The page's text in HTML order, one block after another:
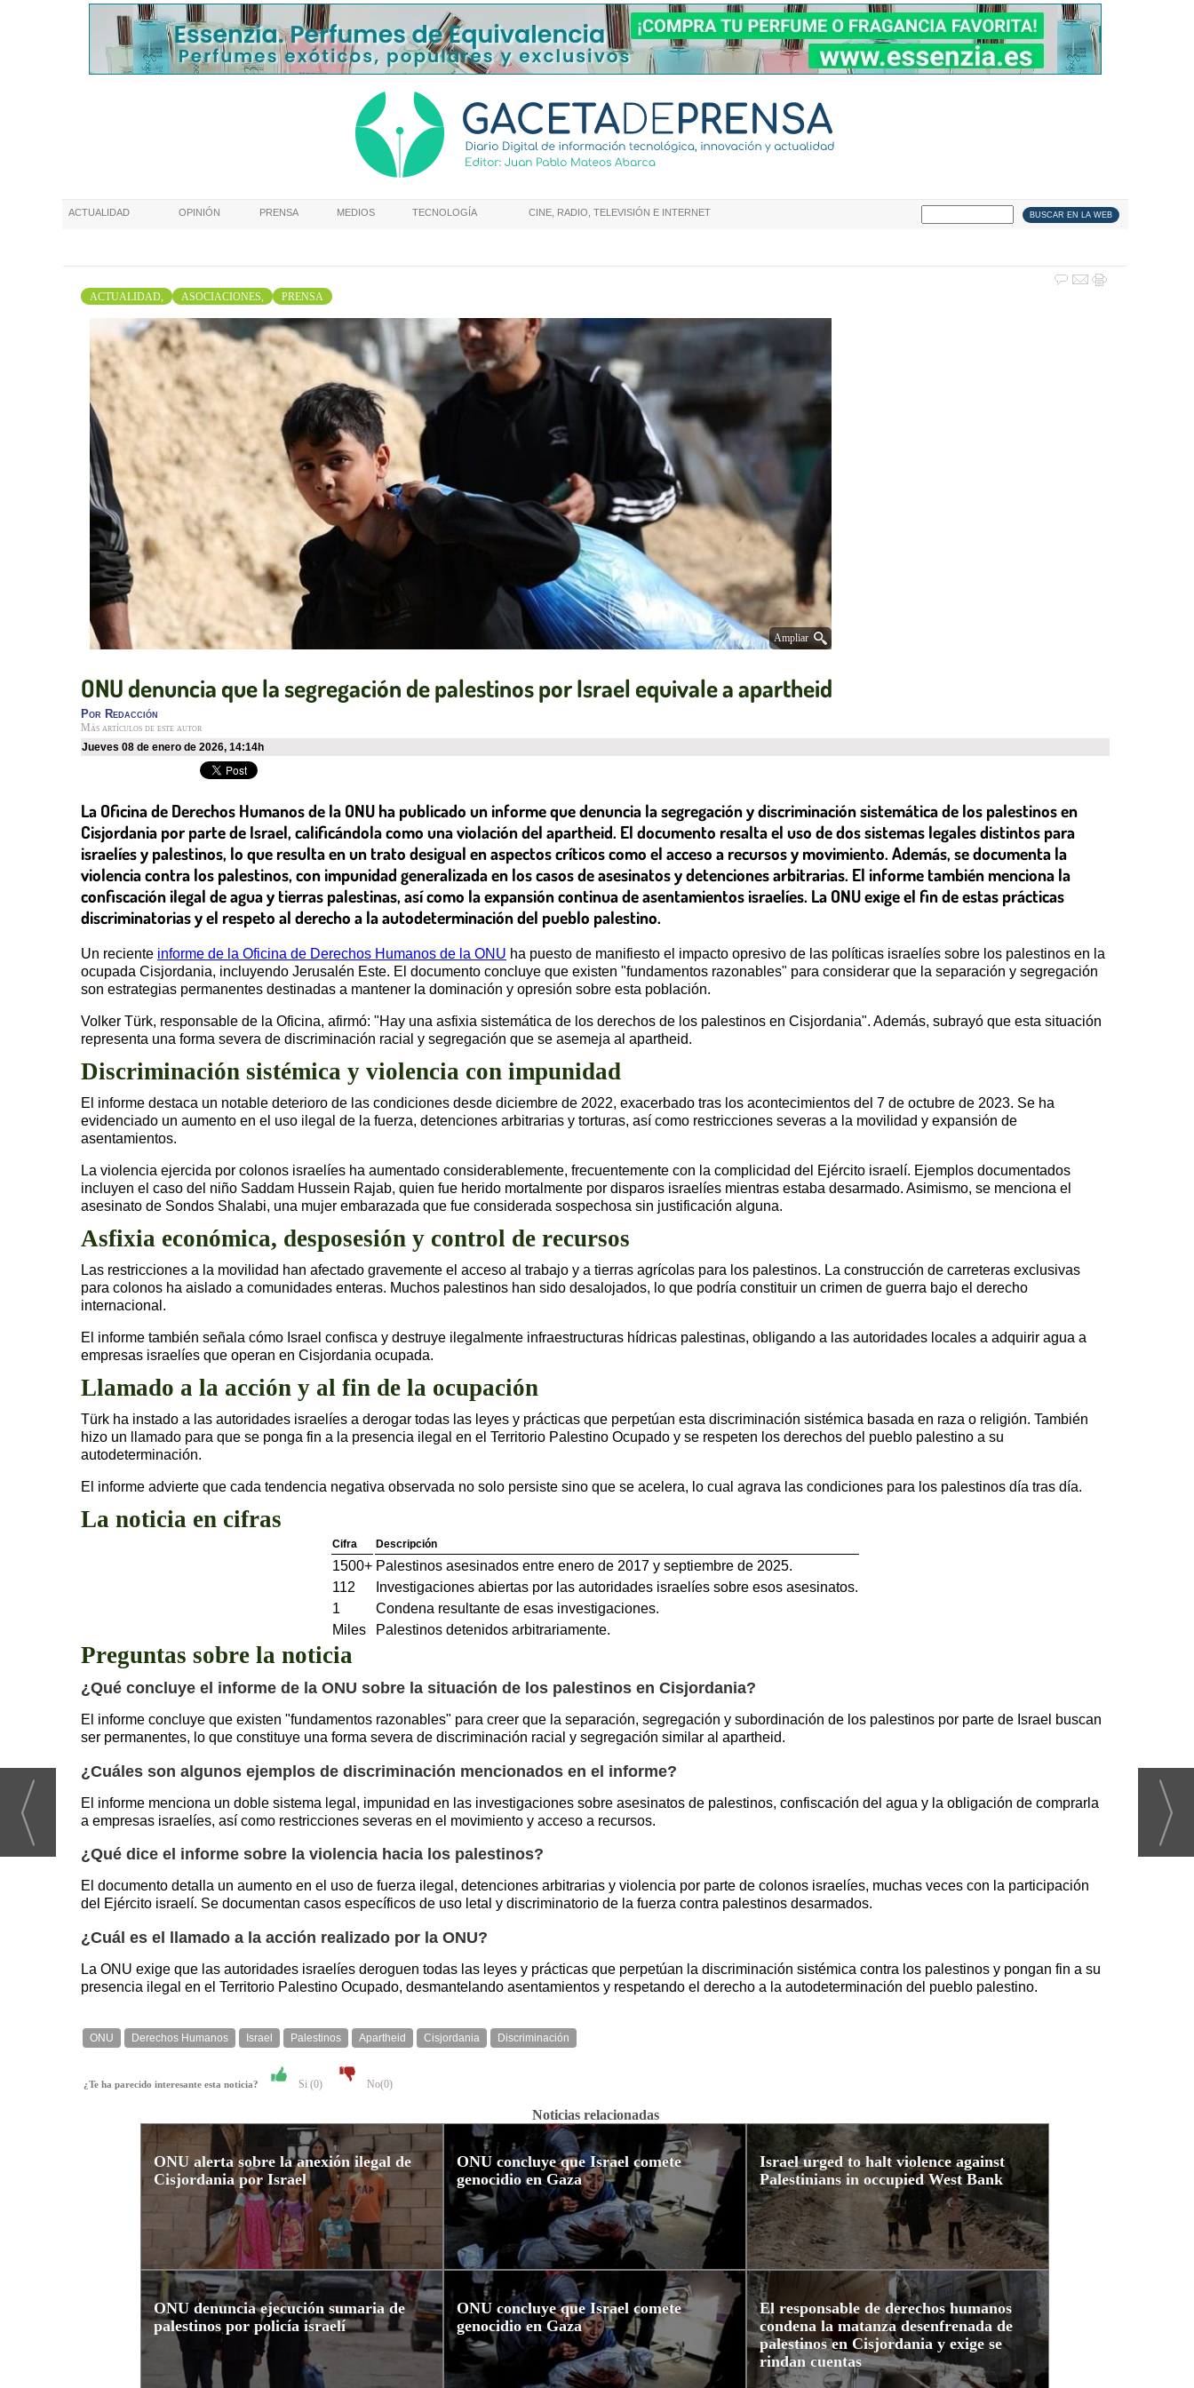
ACTUALIDAD OPINIÓN PRENSA MEDIOS TECNOLOGÍA CINE, RADIO, TELEVISIÓN E INTERNET
ACTUALIDAD, ASOCIACIONES, PRENSA
Ampliar
ONU denuncia que la segregación de palestinos por Israel equivale a apartheid
Por Redacción
Más artículos de este autor
jueves 08 de enero de 2026, 14:14h
La Oficina de Derechos Humanos de la ONU ha publicado un informe que denuncia la segregación y discriminación sistemática de los palestinos en
Cisjordania por parte de Israel, calificándola como una violación del apartheid. El documento resalta el uso de dos sistemas legales distintos para
israelíes y palestinos, lo que resulta en un trato desigual en aspectos críticos como el acceso a recursos y movimiento. Además, se documenta la
violencia contra los palestinos, con impunidad generalizada en los casos de asesinatos y detenciones arbitrarias. El informe también menciona la
confiscación ilegal de agua y tierras palestinas, así como la expansión continua de asentamientos israelíes. La ONU exige el fin de estas prácticas
discriminatorias y el respeto al derecho a la autodeterminación del pueblo palestino.
Un reciente informe de la Oficina de Derechos Humanos de la ONU ha puesto de manifiesto el impacto opresivo de las políticas israelíes sobre los palestinos en la
ocupada Cisjordania, incluyendo Jerusalén Este. El documento concluye que existen "fundamentos razonables" para considerar que la separación y segregación
son estrategias permanentes destinadas a mantener la dominación y opresión sobre esta población.
Volker Türk, responsable de la Oficina, afirmó: "Hay una asfixia sistemática de los derechos de los palestinos en Cisjordania". Además, subrayó que esta situación
representa una forma severa de discriminación racial y segregación que se asemeja al apartheid.
Discriminación sistémica y violencia con impunidad
El informe destaca un notable deterioro de las condiciones desde diciembre de 2022, exacerbado tras los acontecimientos del 7 de octubre de 2023. Se ha
evidenciado un aumento en el uso ilegal de la fuerza, detenciones arbitrarias y torturas, así como restricciones severas a la movilidad y expansión de
asentamientos.
La violencia ejercida por colonos israelíes ha aumentado considerablemente, frecuentemente con la complicidad del Ejército israelí. Ejemplos documentados
incluyen el caso del niño Saddam Hussein Rajab, quien fue herido mortalmente por disparos israelíes mientras estaba desarmado. Asimismo, se menciona el
asesinato de Sondos Shalabi, una mujer embarazada que fue considerada sospechosa sin justificación alguna.
Asfixia económica, desposesión y control de recursos
Las restricciones a la movilidad han afectado gravemente el acceso al trabajo y a tierras agrícolas para los palestinos. La construcción de carreteras exclusivas
para colonos ha aislado a comunidades enteras. Muchos palestinos han sido desalojados, lo que podría constituir un crimen de guerra bajo el derecho
internacional.
El informe también señala cómo Israel confisca y destruye ilegalmente infraestructuras hídricas palestinas, obligando a las autoridades locales a adquirir agua a
empresas israelíes que operan en Cisjordania ocupada.
Llamado a la acción y al fin de la ocupación
Türk ha instado a las autoridades israelíes a derogar todas las leyes y prácticas que perpetúan esta discriminación sistémica basada en raza o religión. También
hizo un llamado para que se ponga fin a la presencia ilegal en el Territorio Palestino Ocupado y se respeten los derechos del pueblo palestino a su
autodeterminación.
El informe advierte que cada tendencia negativa observada no solo persiste sino que se acelera, lo cual agrava las condiciones para los palestinos día tras día.
La noticia en cifras
Cifra Descripción
1500+ Palestinos asesinados entre enero de 2017 y septiembre de 2025.
112
Investigaciones abiertas por las autoridades israelíes sobre esos asesinatos.
1
Condena resultante de esas investigaciones.
Miles
Palestinos detenidos arbitrariamente.
Preguntas sobre la noticia
¿Qué concluye el informe de la ONU sobre la situación de los palestinos en Cisjordania?
El informe concluye que existen "fundamentos razonables" para creer que la separación, segregación y subordinación de los palestinos por parte de Israel buscan
ser permanentes, lo que constituye una forma severa de discriminación racial y segregación similar al apartheid.
¿Cuáles son algunos ejemplos de discriminación mencionados en el informe?
El informe menciona un doble sistema legal, impunidad en las investigaciones sobre asesinatos de palestinos, confiscación del agua y la obligación de comprarla
a empresas israelíes, así como restricciones severas en el movimiento y acceso a recursos.
¿Qué dice el informe sobre la violencia hacia los palestinos?
El documento detalla un aumento en el uso de fuerza ilegal, detenciones arbitrarias y violencia por parte de colonos israelíes, muchas veces con la participación
del Ejército israelí. Se documentan casos específicos de uso letal y discriminatorio de la fuerza contra palestinos desarmados.
¿Cuál es el llamado a la acción realizado por la ONU?
La ONU exige que las autoridades israelíes deroguen todas las leyes y prácticas que perpetúan la discriminación sistémica contra los palestinos y pongan fin a su
presencia ilegal en el Territorio Palestino Ocupado, desmantelando asentamientos y respetando el derecho a la autodeterminación del pueblo palestino.
ONU Derechos Humanos Israel Palestinos Apartheid Cisjordania Discriminación
¿Te ha parecido interesante esta noticia? Si (0) No(0)
Noticias relacionadas
ONU alerta sobre la anexión ilegal de
Cisjordania por Israel
ONU denuncia ejecución sumaria de
palestinos por policía israelí
ONU concluye que Israel comete
genocidio en Gaza
ONU concluye que Israel comete
genocidio en Gaza
Israel urged to halt violence against
Palestinians in occupied West Bank
El responsable de derechos humanos
condena la matanza desenfrenada de
palestinos en Cisjordania y exige se
rindan cuentas